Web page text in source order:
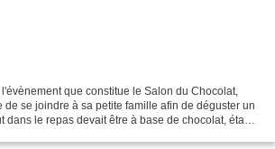
que constitue le Salon du Chocolat,
de se joindre à sa petite famille afin de déguster un
dans le repas devait être à base de chocolat, étant